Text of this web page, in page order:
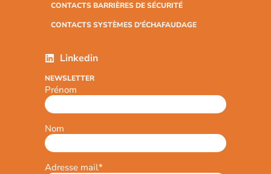
CONTACTS BARRIÈRES DE SÉCURITÉ
CONTACTS SYSTÈMES D'ÉCHAFAUDAGE
Linkedin
NEWSLETTER
Prénom
Nom
Adresse mail*